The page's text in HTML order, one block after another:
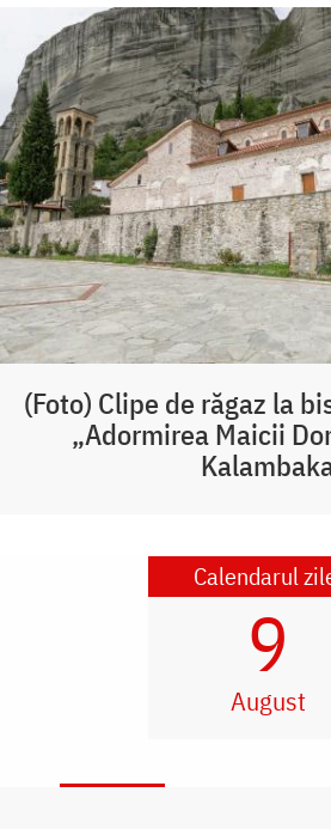
(Foto) Clipe de răgaz la
„Adormirea Maicii
Calendarul
9
August